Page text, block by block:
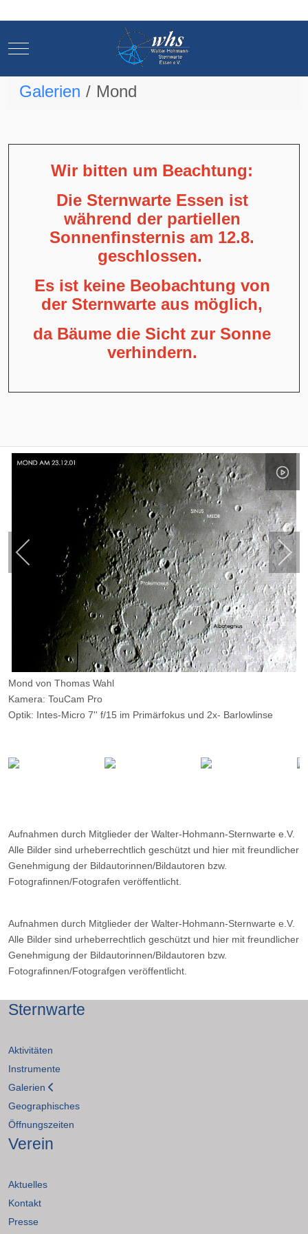
Mobile Menu Toggle
Galerien Mond
Wir bitten um Beachtung:
Die Sternwarte Essen ist
während der partiellen
Sonnenfinsternis am 12.8.
geschlossen.
Es ist keine Beobachtung von
der Sternwarte aus möglich,
da Bäume die Sicht zur Sonne
verhindern.
Mond von Thomas Wahl
Kamera: TouCam Pro
Optik: Intes-Micro 7'' f/15 im Primärfokus und 2x- Barlowlinse
Ort: ---
Aufnahmen durch Mitglieder der Walter-Hohmann-Sternwarte e.V.
Alle Bilder sind urheberrechtlich geschützt und hier mit freundlicher
Genehmigung der Bildautorinnen/Bildautoren bzw.
Fotografinnen/Fotografen veröffentlicht.
Aufnahmen durch Mitglieder der Walter-Hohmann-Sternwarte e.V.
Alle Bilder sind urheberrechtlich geschützt und hier mit freundlicher
Genehmigung der Bildautorinnen/Bildautoren bzw.
Fotografinnen/Fotografgen veröffentlicht.
Sternwarte
Aktivitäten
Instrumente
Galerien
Geographisches
Öffnungszeiten
Verein
Aktuelles
Kontakt
Presse